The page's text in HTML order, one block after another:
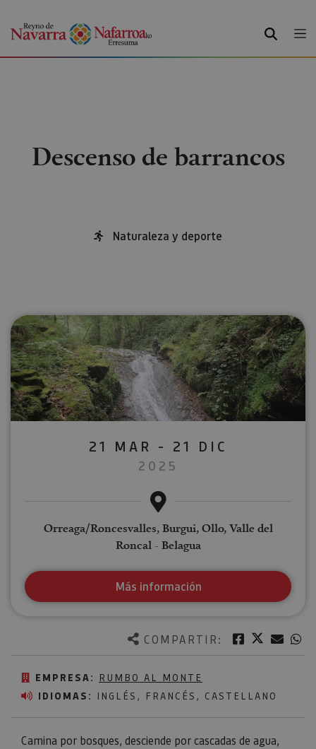
BUSCAR
Descenso de barrancos
Naturaleza y deporte
COMPARTIR: Facebook
Twitter
EMPRESA: RUMBO AL MONTE
IDIOMAS: INGLÉS, FRANCÉS, CASTELLANO
Camina por bosques, desciende por cascadas de agua,
21 MAR - 21 DIC
2025
Orreaga/Roncesvalles, Burgui, Ollo, Valle del
Roncal - Belagua
Más información